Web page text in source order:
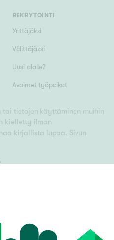
REKRYTOINTI
Yrittäjäksi
Välittäjäksi
Uusi alalle?
Avoimet työpaikat
tietojen käyttäminen muihin
kielletty ilman
kirjallista lupaa. Sivun